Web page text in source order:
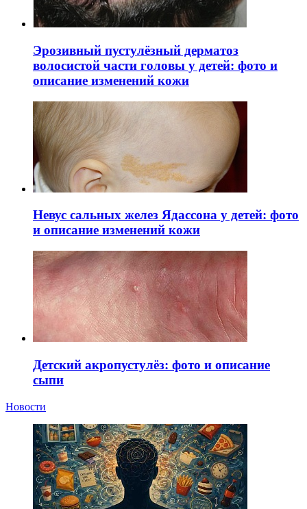
Эрозивный пустулёзный дерматоз
волосистой части головы у детей: фото и
описание изменений кожи
Невус сальных желез Ядассона у детей: фото
и описание изменений кожи
Детский акропустулёз: фото и описание
сыпи
Новости